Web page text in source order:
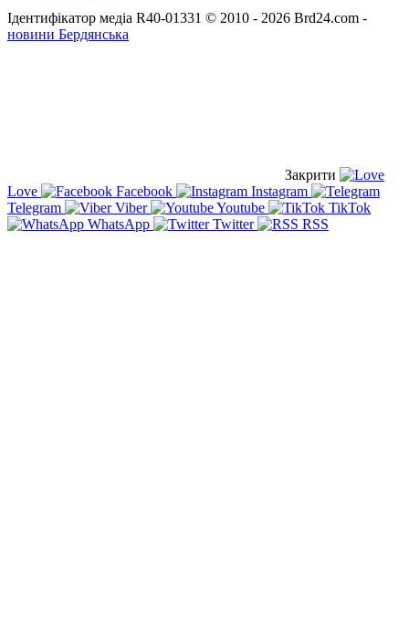
Ідентифікатор медіа R40-01331 © 2010 - 2026 Brd24.com -
новини Бердянська
Закрити
Love
Facebook
Instagram
Telegram
Viber Youtube
TikTok
WhatsApp
Twitter RSS